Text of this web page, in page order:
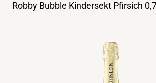
Robby Bubble Kindersekt Pfirsich